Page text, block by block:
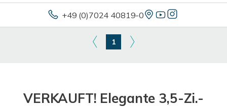
+49 (0)7024 40819-0
1
VERKAUFT! Elegante 3,5-Zi.-